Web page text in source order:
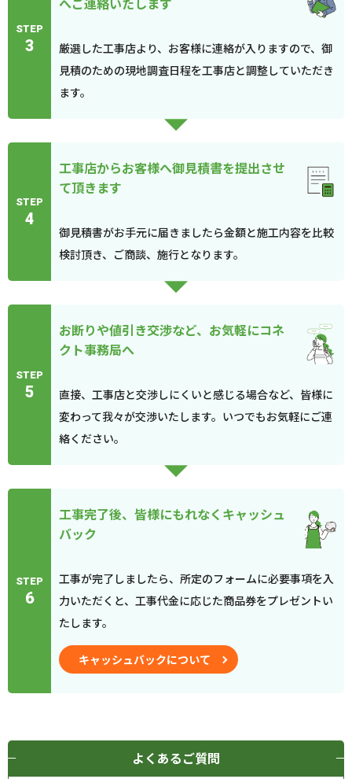
STEP
3
厳選した工事店より、お客様に連絡が入りますので、御
見積のための現地調査日程を工事店と調整していただき
ます。
STEP
4
工事店からお客様へ御見積書を提出させ
て頂きます
御見積書がお手元に届きましたら金額と施工内容を比較
検討頂き、ご商談、施行となります。
STEP
5
お断りや値引き交渉など、お気軽にコネ
クト事務局へ
直接、工事店と交渉しにくいと感じる場合など、皆様に
変わって我々が交渉いたします。いつでもお気軽にご連
絡ください。
STEP
6
工事完了後、皆様にもれなくキャッシュ
バック
工事が完了しましたら、所定のフォームに必要事項を入
力いただくと、工事代金に応じた商品券をプレゼントい
たします。
キャッシュバックについて
よくあるご質問